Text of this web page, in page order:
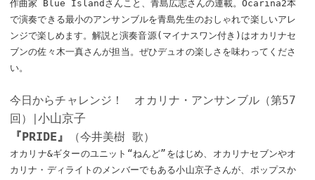
作曲家 Blue Islandさんこと、青島広志さんの連載。Ocarina2本
で演奏できる最小のアンサンブルを青島先生のおしゃれで楽しいアレ
ンジで楽しめます。解説と演奏音源(マイナスワン付き)はオカリナセ
ブンの佐々木一真さんが担当。ぜひデュオの楽しさを味わってくださ
い。
今日からチャレンジ！ オカリナ・アンサンブル（第57
回）
小山京子
『PRIDE』
（今井美樹 歌）
オカリナ&ギターのユニット“ねんど”をはじめ、オカリナセブンやオ
カリナ・ディライトのメンバーでもある小山京子さんが、ポップスか